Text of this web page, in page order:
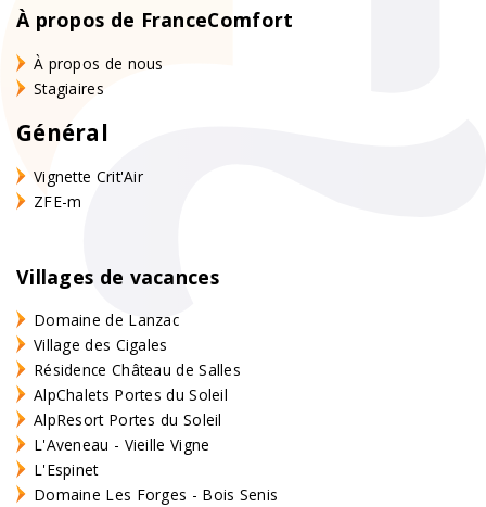
À propos de FranceComfort
À propos de nous
Stagiaires
Général
Vignette Crit'Air
ZFE-m
Villages de vacances
Domaine de Lanzac
Village des Cigales
Résidence Château de Salles
AlpChalets Portes du Soleil
AlpResort Portes du Soleil
L'Aveneau - Vieille Vigne
L'Espinet
Domaine Les Forges - Bois Senis